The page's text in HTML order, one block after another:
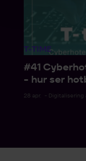
T-TIME
#41
- hur ser
28 apr. - Digitalisering